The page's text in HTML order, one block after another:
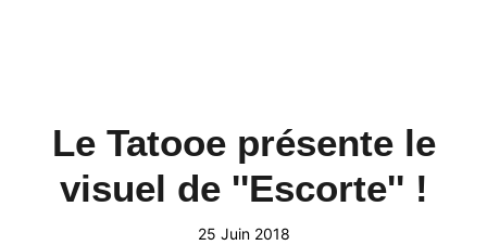
Le Tatooe présente le
visuel de ''Escorte'' !
25 Juin 2018